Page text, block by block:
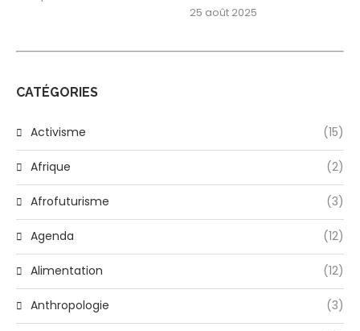
25 août 2025
CATÉGORIES
Activisme (15)
Afrique (2)
Afrofuturisme (3)
Agenda (12)
Alimentation (12)
Anthropologie (3)